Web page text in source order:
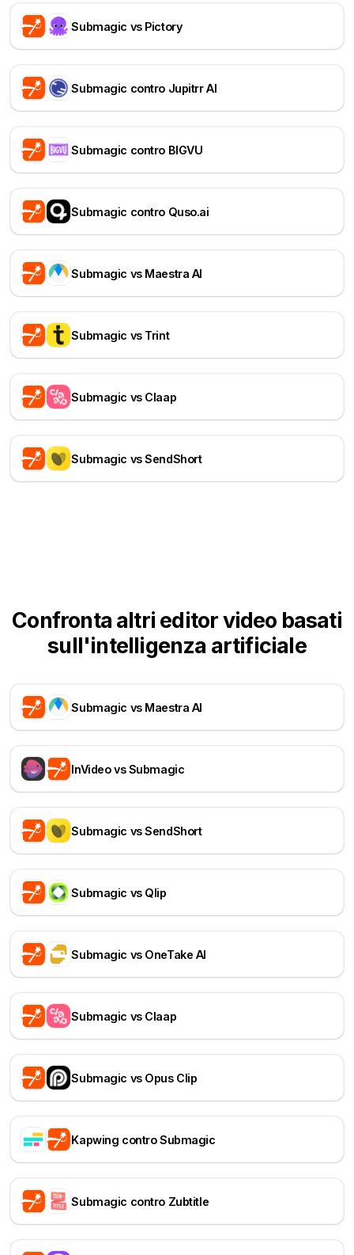
Submagic vs Pictory
Submagic contro Jupitrr AI
Submagic contro BIGVU
Submagic contro Quso.ai
Submagic vs Maestra AI
Submagic vs Trint
Submagic vs Claap
Submagic vs SendShort
Confronta altri editor video basati
sull'intelligenza artificiale
Submagic vs Maestra AI
InVideo vs Submagic
Submagic vs SendShort
Submagic vs Qlip
Submagic vs OneTake AI
Submagic vs Claap
Submagic vs Opus Clip
Kapwing contro Submagic
Submagic contro Zubtitle